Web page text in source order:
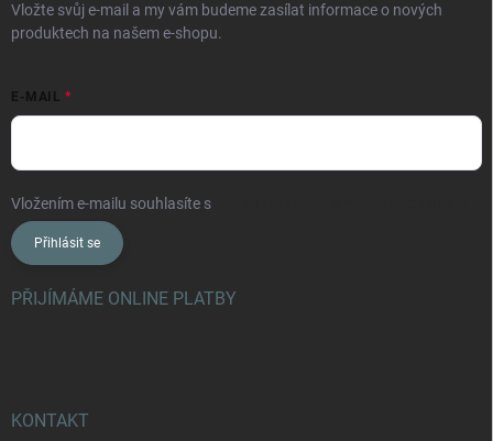
Vložte svůj e-mail a my vám budeme zasílat informace o nových
produktech na našem e-shopu.
E-MAIL
Vložením e-mailu souhlasíte s
Přihlásit se
PŘIJÍMÁME ONLINE PLATBY
KONTAKT